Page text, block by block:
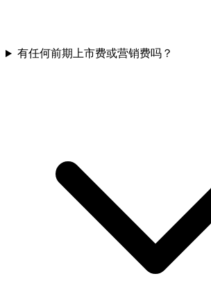
有任何前期上市费或营销费吗？